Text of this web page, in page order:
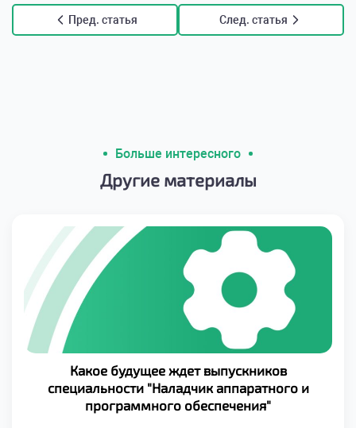
Пред. статья След. статья
Больше интересного
Другие материалы
Какое будущее ждет выпускников
специальности "Наладчик аппаратного и
программного обеспечения"